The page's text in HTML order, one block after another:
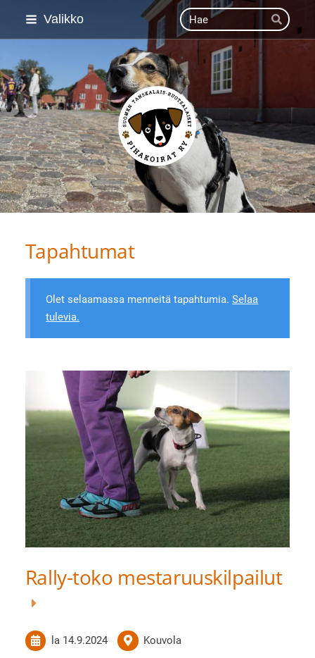
Siirry
Valikko Haku
Hae
Suomen Tanskalais-
Tapahtumat
Olet selaamassa menneitä tapahtumia.Selaa
tulevia.
Rally-toko mestaruuskilpailut
la 14.9.2024 Kouvola